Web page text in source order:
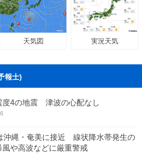
天気図 実況天気
報士)
度4の地震 津波の心配なし
沖縄・奄美に接近 線状降水帯発生の
や高波などに厳重警戒